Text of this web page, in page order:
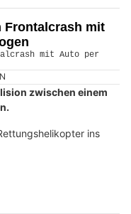
Frontalcrash mit
zwischen einem
ins